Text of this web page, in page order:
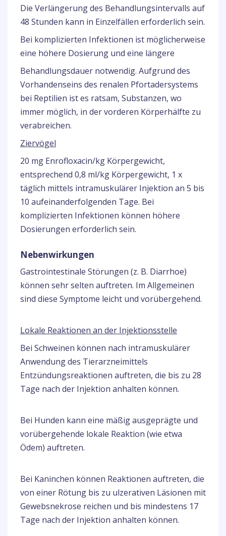
Die Verlängerung des Behandlungsintervalls auf
48 Stunden kann in Einzelfällen erforderlich sein.
Bei komplizierten Infektionen ist möglicherweise
eine höhere Dosierung und eine längere
Behandlungsdauer notwendig. Aufgrund des
Vorhandenseins des renalen Pfortadersystems
bei Reptilien ist es ratsam, Substanzen, wo
immer möglich, in der vorderen Körperhälfte zu
verabreichen.
Ziervögel
20 mg Enrofloxacin/kg Körpergewicht,
entsprechend 0,8 ml/kg Körpergewicht, 1 x
täglich mittels intramuskulärer Injektion an 5 bis
10 aufeinanderfolgenden Tage. Bei
komplizierten Infektionen können höhere
Dosierungen erforderlich sein.
Nebenwirkungen
Gastrointestinale Störungen (z. B. Diarrhoe)
können sehr selten auftreten. Im Allgemeinen
sind diese Symptome leicht und vorübergehend.
Lokale Reaktionen an der Injektionsstelle
Bei Schweinen können nach intramuskulärer
Anwendung des Tierarzneimittels
Entzündungsreaktionen auftreten, die bis zu 28
Tage nach der Injektion anhalten können.
Bei Hunden kann eine mäßig ausgeprägte und
vorübergehende lokale Reaktion (wie etwa
Ödem) auftreten.
Bei Kaninchen können Reaktionen auftreten, die
von einer Rötung bis zu ulzerativen Läsionen mit
Gewebsnekrose reichen und bis mindestens 17
Tage nach der Injektion anhalten können.